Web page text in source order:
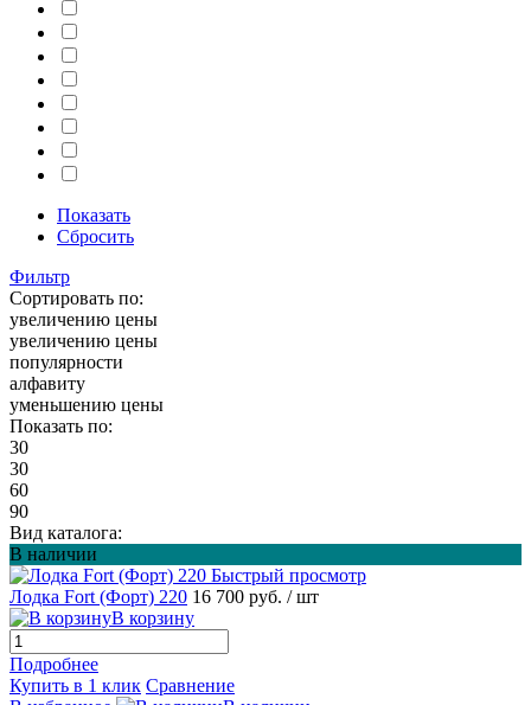
Показать
Сбросить
Фильтр
Сортировать по:
увеличению цены
увеличению цены
популярности
алфавиту
уменьшению цены
Показать по:
30
30
60
90
Вид каталога:
В наличии
Быстрый просмотр
Лодка Fort (Форт) 220 16 700 руб. / шт
В корзину
Подробнее
Купить в 1 клик Сравнение